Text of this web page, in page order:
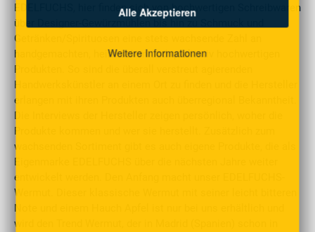
Alle Akzeptieren
Weitere Informationen
EDELFUCHS, hier finden sich von hochwertigen Schreibwaren
über Designer-Gewürzmühlen bis hin zu Schmuck und
Getränken/Spirituosen eine stets wachsende Zahl an
handgemachten, heimischen und qualitativ hochwertigen
Produkten. So sind die überall verstreut agierenden
Handwerkskünstler an einem Ort zu finden und die Hersteller
erlangen mit ihren Produkten auch überregional Bekanntheit.
Die Interviews der Hersteller zeigen persönlich, woher die
Produkte kommen und wer sie herstellt. Zusätzlich zum
wachsenden Sortiment gibt es auch eigene Produkte, die als
Eigenmarke EDELFUCHS über die nächsten Jahre weiter
entwickelt werden. Den Anfang macht unser EDELFUCHS-
Wermut. Dieser klassische Wermut mit seiner leicht bitteren
Note und einem Hauch Apfel ist nur bei uns erhältlich und
wird den Trend Wermut, der in Madrid (Spanien) schon in